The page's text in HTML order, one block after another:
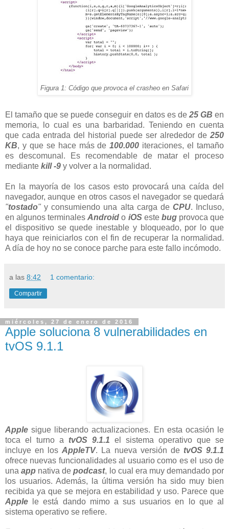
Figura 1: Código que provoca el crasheo en Safari
El tamaño que se puede conseguir en datos es de 25 GB en
memoria, lo cual es una barbaridad. Teniendo en cuenta
que cada entrada del historial puede ser alrededor de 250
KB, y que se hace más de100.000 iteraciones, el tamaño
es descomunal. Es recomendable de matar el proceso
mediante kill -9 y volver a la normalidad.
En la mayoría de los casos esto provocará una caída del
navegador, aunque en otros casos el navegador se quedará
"tostado" y consumiendo una alta carga de CPU. Incluso,
en algunos terminalesAndroido iOS este bug provoca que
el dispositivo se quede inestable y bloqueado, por lo que
haya que reiniciarlos con el fin de recuperar la normalidad.
A día de hoy no se conoce parche para este fallo incómodo.
a las 8:42 1 comentario:
Compartir
miércoles, 27 de enero de 2016
Apple soluciona 8 vulnerabilidades en
tvOS 9.1.1
Apple sigue liberando actualizaciones. En esta ocasión le
toca el turno a tvOS 9.1.1 el sistema operativo que se
incluye en losAppleTV. La nueva versión de tvOS 9.1.1
ofrece nuevas funcionalidades al usuario como es el uso de
unaapp nativa depodcast, lo cual era muy demandado por
los usuarios. Además, la última versión ha sido muy bien
recibida ya que se mejora en estabilidad y uso. Parece que
Apple
le está dando mimo a sus usuarios en lo que al
sistema operativo se refiere.